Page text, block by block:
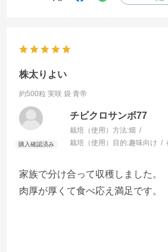
株太りよい
約500粒 実咲 袋 青帝
チビクロサンボ77
栽培（使用）方法:畑
栽培（使用）目的:趣味向け
家族で分け合って収穫しました。
肉厚が厚くて食べ応え満足です。